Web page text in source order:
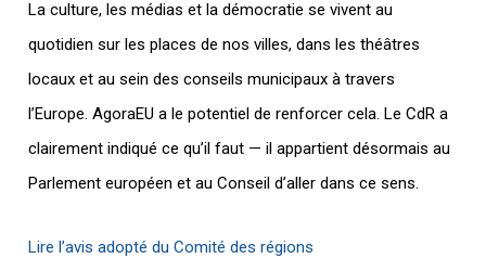
La culture, les médias et la démocratie se vivent au
quotidien sur les places de nos villes, dans les théâtres
locaux et au sein des conseils municipaux à travers
l’Europe. AgoraEU a le potentiel de renforcer cela. Le CdR a
clairement indiqué ce qu’il faut — il appartient désormais au
Parlement européen et au Conseil d’aller dans ce sens.
Lire l’avis adopté du Comité des régions